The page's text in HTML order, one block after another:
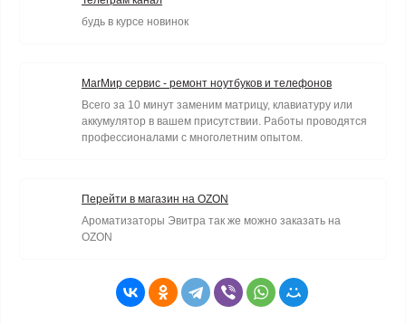
будь в курсе новинок
МагМир сервис - ремонт ноутбуков и телефонов
Всего за 10 минут заменим матрицу, клавиатуру или
аккумулятор в вашем присутствии. Работы проводятся
профессионалами с многолетним опытом.
Перейти в магазин на OZON
Ароматизаторы Эвитра так же можно заказать на
OZON